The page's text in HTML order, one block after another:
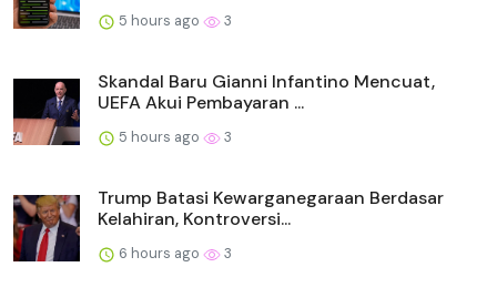
5 hours ago 3
Skandal Baru Gianni Infantino Mencuat,
UEFA Akui Pembayaran ...
5 hours ago 3
Trump Batasi Kewarganegaraan Berdasar
Kelahiran, Kontroversi...
6 hours ago 3